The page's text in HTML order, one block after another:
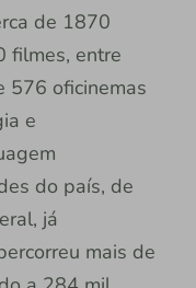
de 1870
filmes, entre
576 oficinemas
e
do país, de
já
mais de